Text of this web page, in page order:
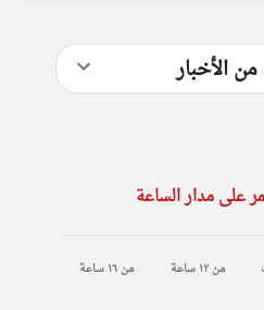
من الأخبار
على مدار الساعة
من ١٢ ساعة من ١٦ ساعة